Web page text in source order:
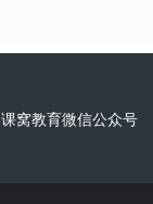
课窝教育微信公众号